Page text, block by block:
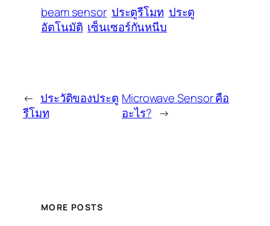
beam sensor ประตูรีโมท ประตู
อัตโนมัติ เซ็นเซอร์กันหนีบ
← ประวัติของประตู
รีโมท
Microwave Sensor คือ
อะไร? →
MORE POSTS